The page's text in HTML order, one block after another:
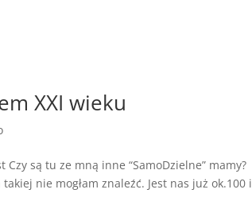
XXI wieku
są tu ze mną inne “SamoDzielne” mamy?
nie mogłam znaleźć. Jest nas już ok.100 i